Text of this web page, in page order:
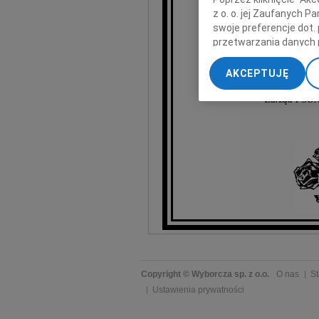
Zarząd
Copyright © Wyborcza sp. z o.o. O nas
Ustawienia prywatności
z o. o. jej Zaufanych
swoje preferencje dot.
przetwarzania danych
„Ustawienia
My, nasi Zaufani
dokładnych danych
Przechowywanie
AKCEPTUJĘ